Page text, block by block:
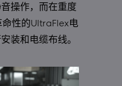
操作，而在重度
性的UltraFlex电
装和电缆布线。